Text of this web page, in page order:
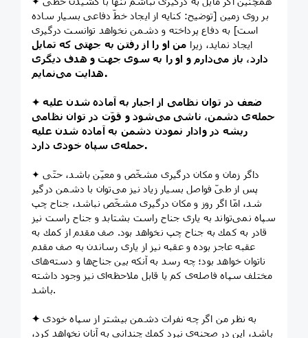
بر روی زمين [توضيح: كنايه از ايجاد خطّ دفاعی بسيار ساده
است] به دفاع پرداخته و دشمن نخواهد توانست درگيری
ايجاد نمايد، زيرا من او را از رفتن به جهتی كه تمايل
دارد، باز می‌دارم و او را به سوی جهت و هدف ديگری
هدايت می‌نمايم.
✦ ضعف در توان نظامی از اجبار به آماده شدن عليه
حمله‌ی دشمن، ناشی می‌شود و قوّت در توان نظامی
ريشه در وادار نمودن دشمن به آماده شدن عليه
حمله‌ی سپاه خودی دارد.
✦ داگر زمان و مكان درگيری مشخّص و معيّن باشد، حتّی
پس از طیّ فواصل بسيار زياد نيز می‌توان با دشمن درگير
شد، امّا اگر روز و مكان درگيری مشخّص نباشد، جناح چپ
سپاه نمی‌تواند به ياری جناح راست بشتابد و جناح راست نيز
قادر به كمك به جناح چپ نخواهد بود. صف مقدم از كمك به
عقبه عاجز بوده و عقبه نيز از ياری رساندن به صف مقدم
ناتوان خواهد بود؛ چه رسد به آنكه بين جناح‌ها و دسته‌های
مختلف سپاه فاصله‌ی كم يا قابل ملاحظه‌ای نيز وجود داشته
باشد.
✦به نظر من اگر چه نفرات دشمن بيشتر از سپاه خودی
‌باشد، اين در صحنه‌ی نبرد كمك چنداني به آنان نخواهد كرد،